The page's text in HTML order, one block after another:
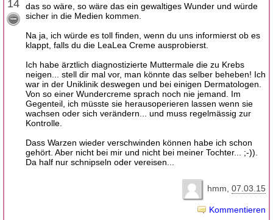
14
das so wäre, so wäre das ein gewaltiges Wunder und würde
sicher in die Medien kommen.
Na ja, ich würde es toll finden, wenn du uns informierst ob es
klappt, falls du die LeaLea Creme ausprobierst.
Ich habe ärztlich diagnostizierte Muttermale die zu Krebs
neigen... stell dir mal vor, man könnte das selber beheben! Ich
war in der Uniklinik deswegen und bei einigen Dermatologen.
Von so einer Wundercreme sprach noch nie jemand. Im
Gegenteil, ich müsste sie herausoperieren lassen wenn sie
wachsen oder sich verändern... und muss regelmässig zur
Kontrolle.
Dass Warzen wieder verschwinden können habe ich schon
gehört. Aber nicht bei mir und nicht bei meiner Tochter... ;-)).
Da half nur schnipseln oder vereisen...
hmm 07.03.15
Kommentieren